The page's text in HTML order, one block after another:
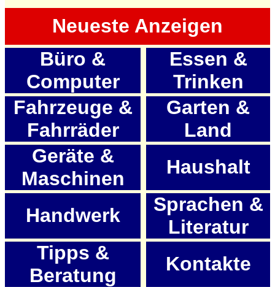
Neueste Anzeigen
Büro &
Computer
Essen &
Trinken
Fahrzeuge &
Fahrräder
Garten &
Land
Geräte &
Maschinen
Haushalt
Handwerk
Sprachen &
Literatur
Tipps &
Beratung
Kontakte